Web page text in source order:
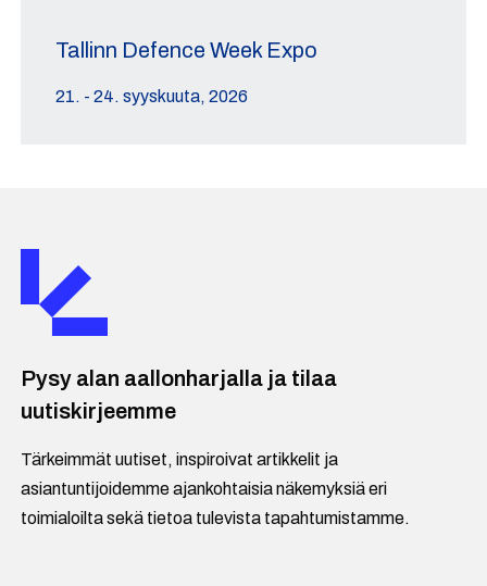
Tallinn Defence Week Expo
21. - 24. syyskuuta, 2026
Pysy alan aallonharjalla ja tilaa
uutiskirjeemme
Tärkeimmät uutiset, inspiroivat artikkelit ja
asiantuntijoidemme ajankohtaisia näkemyksiä eri
toimialoilta sekä tietoa tulevista tapahtumistamme.